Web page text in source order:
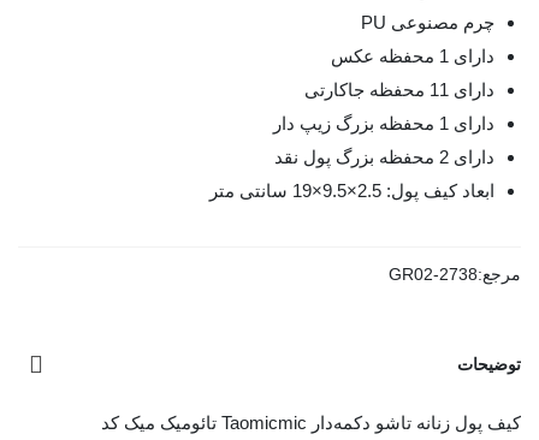
چرم مصنوعی PU
دارای 1 محفظه عکس
دارای 11 محفظه جاکارتی
دارای 1 محفظه بزرگ زیپ دار
دارای 2 محفظه بزرگ پول نقد
ابعاد کیف پول: 2.5×9.5×19 سانتی متر
مرجع:GR02-2738
توضیحات
کیف پول زنانه تاشو دکمه‌دار Taomicmic تائومیک میک کد